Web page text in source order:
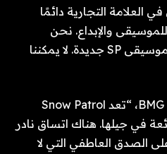
التجارية دائمًا
والإبداع. نحن
متحمسون للعمل معًا على موسيقى SP جديدة. لا يمكننا
وأضاف أليستر نوربيري من BMG، “تعد Snow Patrol
في جيلها. هناك اتساق نادر
الصدق العاطفي التي لا